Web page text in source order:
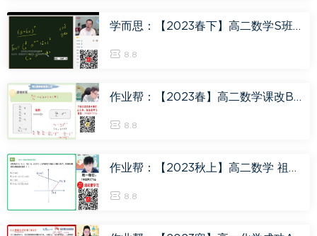
学而思：【2023春下】高二数学S班 王子悦，百度网盘(10.79G)
8.8
作业帮：【2023春】高二数学课改B周永亮A+ 30，百度网盘(6.27G)
8.8
作业帮：【2023秋上】高二数学 祖少磊 A+，百度网盘(7.65G)
8.8